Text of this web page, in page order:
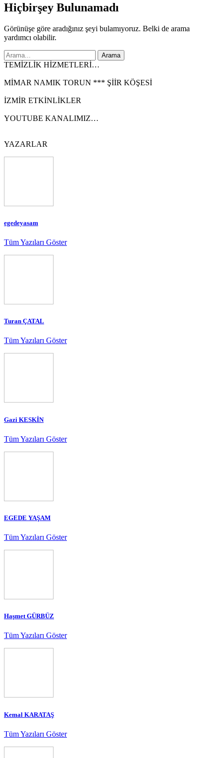
Hiçbirşey Bulunamadı
Görünüşe göre aradığınız şeyi bulamıyoruz. Belki de arama
yardımcı olabilir.
TEMİZLİK HİZMETLERİ…
MİMAR NAMIK TORUN *** ŞİİR KÖŞESİ
İZMİR ETKİNLİKLER
YOUTUBE KANALIMIZ…
YAZARLAR
egedeyasam
Tüm Yazıları Göster
Turan ÇATAL
Tüm Yazıları Göster
Gazi KESKİN
Tüm Yazıları Göster
EGEDE YAŞAM
Tüm Yazıları Göster
Haşmet GÜRBÜZ
Tüm Yazıları Göster
Kemal KARATAŞ
Tüm Yazıları Göster